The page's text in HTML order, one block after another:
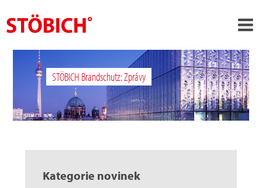
›
›
O nás
›
Rešení
Tematické světy
Zprávy
STÖBICH Brandschutz: Zprávy
Kategorie novinek